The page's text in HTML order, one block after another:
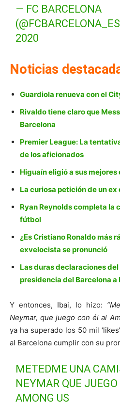
— FC BARCELONA
2020
Noticias
Guardiola renueva con el
Rivaldo tiene claro que
Barcelona
Premier League: La
de los aficionados
Higuaín eligió a sus
La curiosa petición de un
Ryan Reynolds completa la
fútbol
¿Es Cristiano Ronaldo más
exvelocista se pronunció
Las duras declaraciones
presidencia del Barcelona a
Y entonces, Ibai, lo hizo:
Neymar, que juego con él al
ya ha superado los 50 mil
al Barcelona cumplir con su
METEDME UNA
NEYMAR QUE
AMONG US